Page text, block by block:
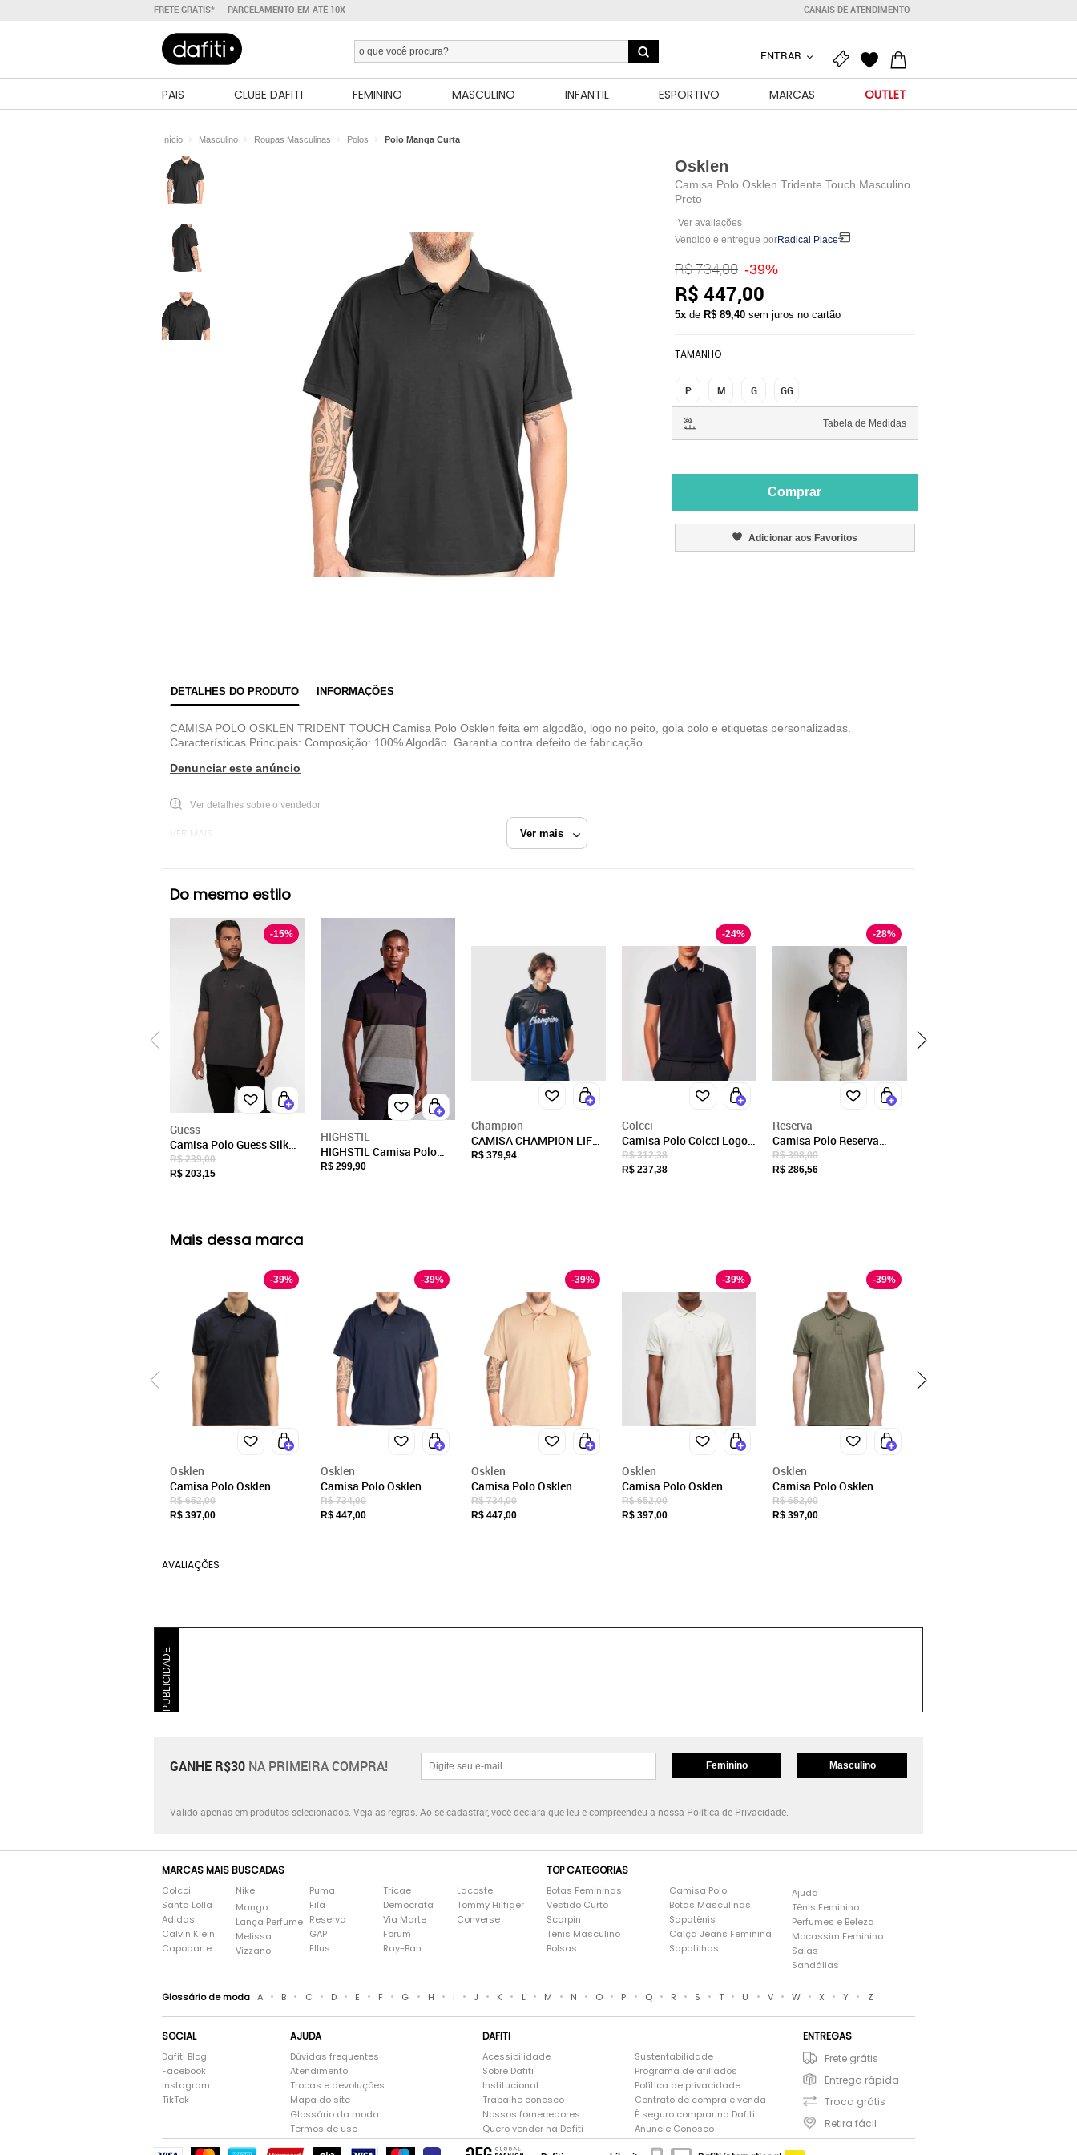
FRETE GRÁTIS* PARCELAMENTO EM ATÉ 10X CANAIS DE ATENDIMENTO
ENTRAR
PAIS CLUBE DAFITI FEMININO MASCULINO INFANTIL ESPORTIVO MARCAS OUTLET
Início Masculino Roupas Masculinas Polos Polo Manga Curta
Osklen
Camisa Polo Osklen Tridente Touch Masculino
Preto
Ver avaliações
Vendido e entregue porRadical Place
Radical Place
Razão Social
RADICAL PLACE LTDA
CNPJ
26.247.529/0001-06
Endereço
Rua Luiz Schmitz, 670
Jaguaruna, SC/
R$ 734,00 -39%
R$ 447,00
5xde R$ 89,40 sem juros no cartão
TAMANHO
P M G GG
Tabela de Medidas
Comprar
Adicionar aos Favoritos
DETALHES DO PRODUTO INFORMAÇÕES
Ver mais
CAMISA POLO OSKLEN TRIDENT TOUCH Camisa Polo Osklen feita em algodão, logo no peito, gola polo e etiquetas personalizadas.
Características Principais: Composição: 100% Algodão. Garantia contra defeito de fabricação.
Denunciar este anúncio
Ver detalhes sobre o vendedor
VER MAIS
Do mesmo estilo
-15%
Guess
Camisa Polo Guess Silk
Relevo Est 1981 Preto
R$ 239,00
R$ 203,15
HIGHSTIL
HIGHSTIL Camisa Polo
Piquet Comfort - Preto /
R$ 299,90
Champion
CAMISA CHAMPION LIFE
JERSEY SOCCER POLO
R$ 379,94
-24%
Colcci
Camisa Polo Colcci Logo
Listra Ou25 Preto
Masculino
R$ 312,38
R$ 237,38
-28%
Reserva
Camisa Polo Reserva
Monocromática Preta
R$ 398,00
R$ 286,56
Mais dessa marca
-39%
Osklen
Camisa Polo Osklen
Tridente Pure Touch
Masculino Preto
R$ 652,00
R$ 397,00
-39%
Osklen
Camisa Polo Osklen
Tridente Touch Masculino
Marinho
R$ 734,00
R$ 447,00
-39%
Osklen
Camisa Polo Osklen
Tridente Touch Masculino
Caqui
R$ 734,00
R$ 447,00
-39%
Osklen
Camisa Polo Osklen
Tridente Pure Touch
Masculino Areia
R$ 652,00
R$ 397,00
-39%
Osklen
Camisa Polo Osklen
Tridente Pure Touch
Masculino Forest
R$ 652,00
R$ 397,00
AVALIAÇÕES
PUBLICIDADE
GANHE R$30 NA PRIMEIRA COMPRA! Feminino Masculino
Válido apenas em produtos selecionados. Veja as regras. Ao se cadastrar, você declara que leu e compreendeu a nossa Política de Privacidade.
MARCAS MAIS BUSCADAS
Colcci
Santa Lolla
Adidas
Calvin Klein
Capodarte
Nike
Mango
Lança Perfume
Melissa
Vizzano
Puma
Fila
Reserva
GAP
Ellus
Tricae
Democrata
Via Marte
Forum
Ray-Ban
Lacoste
Tommy Hilfiger
Converse
TOP CATEGORIAS
Botas Femininas
Vestido Curto
Scarpin
Tênis Masculino
Bolsas
Camisa Polo
Botas Masculinas
Sapatênis
Calça Jeans Feminina
Sapatilhas
Ajuda
Tênis Feminino
Perfumes e Beleza
Mocassim Feminino
Saias
Sandálias
Glossário de moda A • B • C • D • E • F • G • H • I • J • K • L • M • N • O • P • Q • R • S • T • U • V • W • X • Y • Z
SOCIAL
Dafiti Blog
Facebook
Instagram
TikTok
AJUDA
Dúvidas frequentes
Atendimento
Trocas e devoluções
Mapa do site
Glossário da moda
Termos de uso
DAFITI
Acessibilidade
Sobre Dafiti
Institucional
Trabalhe conosco
Nossos fornecedores
Quero vender na Dafiti
Sustentabilidade
Programa de afiliados
Política de privacidade
Contrato de compra e venda
É seguro comprar na Dafiti
Anuncie Conosco
ENTREGAS
Frete grátis
Entrega rápida
Troca grátis
Retira fácil